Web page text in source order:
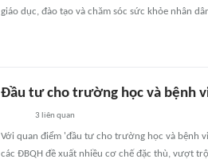
giáo dục, đào tạo và chăm sóc sức khỏe nhân
Đầu tư cho trường học và bệnh
3 liên quan
Với quan điểm 'đầu tư cho trường học và bệnh
các ĐBQH đề xuất nhiều cơ chế đặc thù, vượt